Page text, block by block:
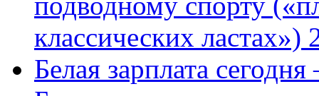
классических ластах»)
Белая зарплата